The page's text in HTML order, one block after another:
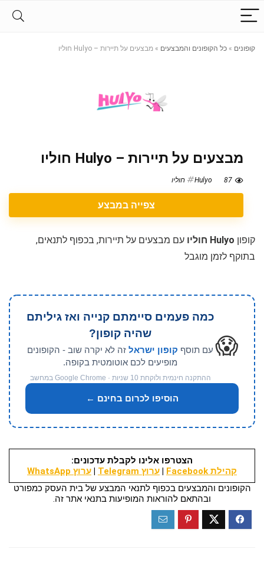
קופונים » כל הקופונים והמבצעים » מבצעים על תיירות – Hulyo חוליו
מבצעים על תיירות – Hulyo חוליו
87 Hulyo חוליו
צפייה במבצע
קופון Hulyo חוליו
עם מבצעים על תיירות, בכפוף לתנאים,
בתוקף לזמן מוגבל
😱
כמה פעמים סיימתם קנייה ואז גיליתם
שהיה קופון?
עם תוסף קופון ישראל זה לא יקרה שוב - הקופונים
מופיעים לכם אוטומטית בקופה.
ההתקנה חינמית ולוקחת 10 שניות · Google Chrome במחשב
הוסיפו לכרום בחינם ←
הצטרפו אלינו לקבלת עדכונים:
קהילת Facebook
| ערוץ Telegram | ערוץ WhatsApp
הקופונים והמבצעים בכפוף לתנאי המבצע של בית העסק כמפורט
ובהתאם להוראות המופיעות בתנאי אתר זה.